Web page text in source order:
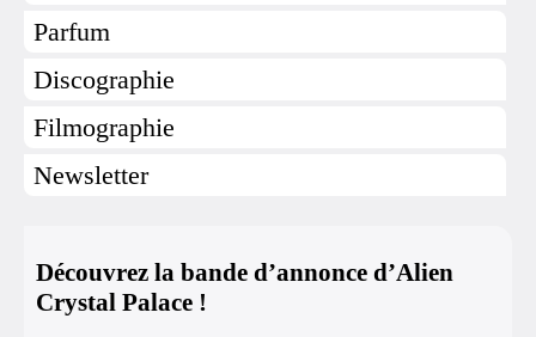
Parfum
Discographie
Filmographie
Newsletter
Découvrez la bande d’annonce d’Alien
Crystal Palace !